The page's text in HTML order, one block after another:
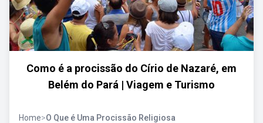
Como é a procissão do Círio de Nazaré, em
Belém do Pará | Viagem e Turismo
Home>O Que é Uma Procissão Religiosa